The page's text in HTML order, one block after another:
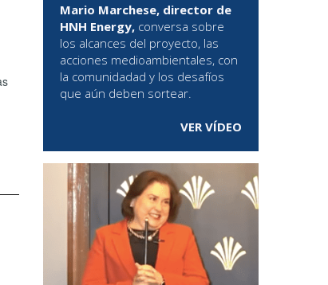
Mario Marchese, director de
HNH Energy, conversa sobre
los alcances del proyecto, las
acciones medioambientales, con
la comunidadad y los desafíos
que aún deben sortear.
VER VÍDEO